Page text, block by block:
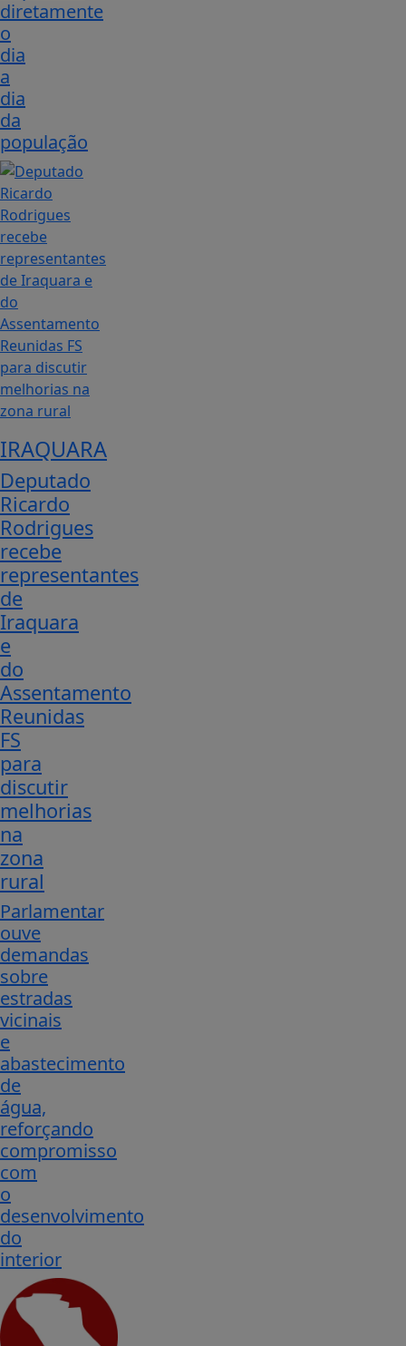
diretamente
o
dia
a
dia
da
população
IRAQUARA
Deputado
Ricardo
Rodrigues
recebe
representantes
de
Iraquara
e
do
Assentamento
Reunidas
FS
para
discutir
melhorias
na
zona
rural
Parlamentar
ouve
demandas
sobre
estradas
vicinais
e
abastecimento
de
água,
reforçando
compromisso
com
o
desenvolvimento
do
interior